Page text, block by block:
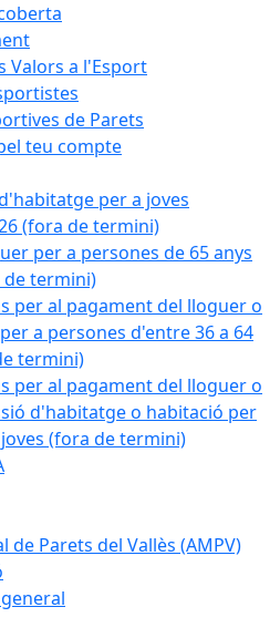
Valors a l'Esport
de Parets
teu compte
per a joves
(fora de termini)
per a persones de 65 anys
termini)
per al pagament del lloguer o
a persones d'entre 36 a 64
termini)
per al pagament del lloguer o
d'habitatge o habitació per
(fora de termini)
de Parets del Vallès (AMPV)